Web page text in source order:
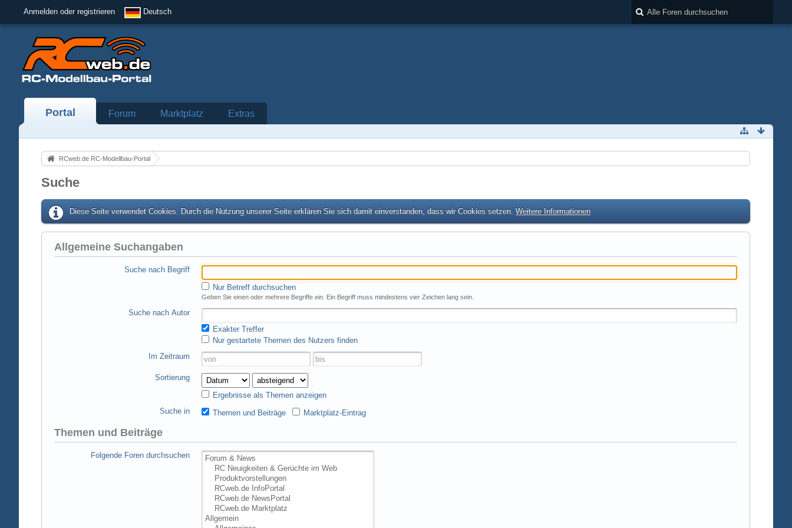
Anmelden oder registrieren Deutsch
Portal Forum Marktplatz Extras
RCweb.de RC-Modellbau-Portal
Suche
Diese Seite verwendet Cookies. Durch die Nutzung unserer Seite erklären Sie sich damit einverstanden, dass wir Cookies setzen. Weitere Informationen
Allgemeine Suchangaben
Suche nach Begriff
Nur Betreff durchsuchen
Geben Sie einen oder mehrere Begriffe ein. Ein Begriff muss mindestens vier Zeichen lang sein.
Suche nach Autor
Exakter Treffer
Nur gestartete Themen des Nutzers finden
Im Zeitraum
Sortierung
Ergebnisse als Themen anzeigen
Suche in
Themen und Beiträge Marktplatz-Eintrag
Themen und Beiträge
Folgende Foren durchsuchen